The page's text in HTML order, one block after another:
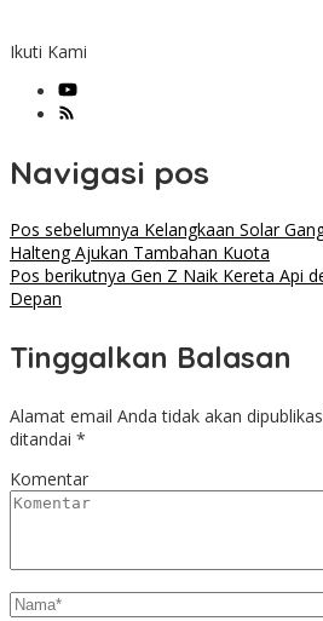
Ikuti Kami
Navigasi pos
Pos sebelumnya Kelangkaan Solar
Halteng Ajukan Tambahan Kuota
Pos berikutnya Gen Z Naik Kereta Api
Depan
Tinggalkan Balasan
Alamat email Anda tidak akan
ditandai *
Komentar